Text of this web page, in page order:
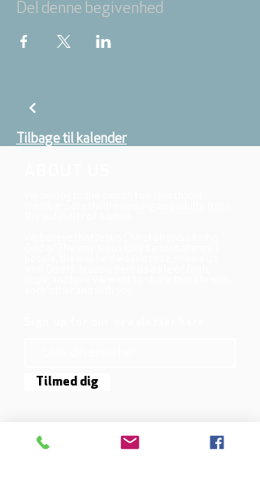
Del denne begivenhed
Tilbage til kalender
Tilmed dig
Mjølnersvej 6, 8230 Åbyhøj, Denmark